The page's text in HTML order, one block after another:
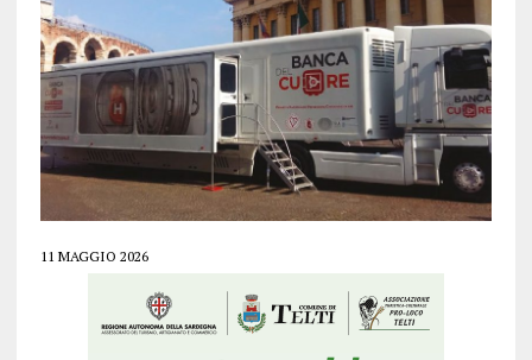
11 MAGGIO 2026